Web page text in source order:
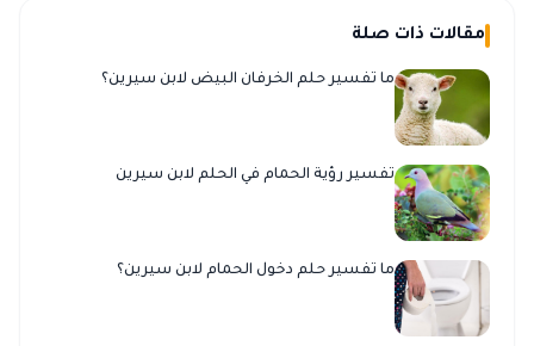
مقالات ذات صلة
ما تفسير حلم الخرفان البيض لابن سيرين؟
تفسير رؤية الحمام في الحلم لابن سيرين
ما تفسير حلم دخول الحمام لابن سيرين؟